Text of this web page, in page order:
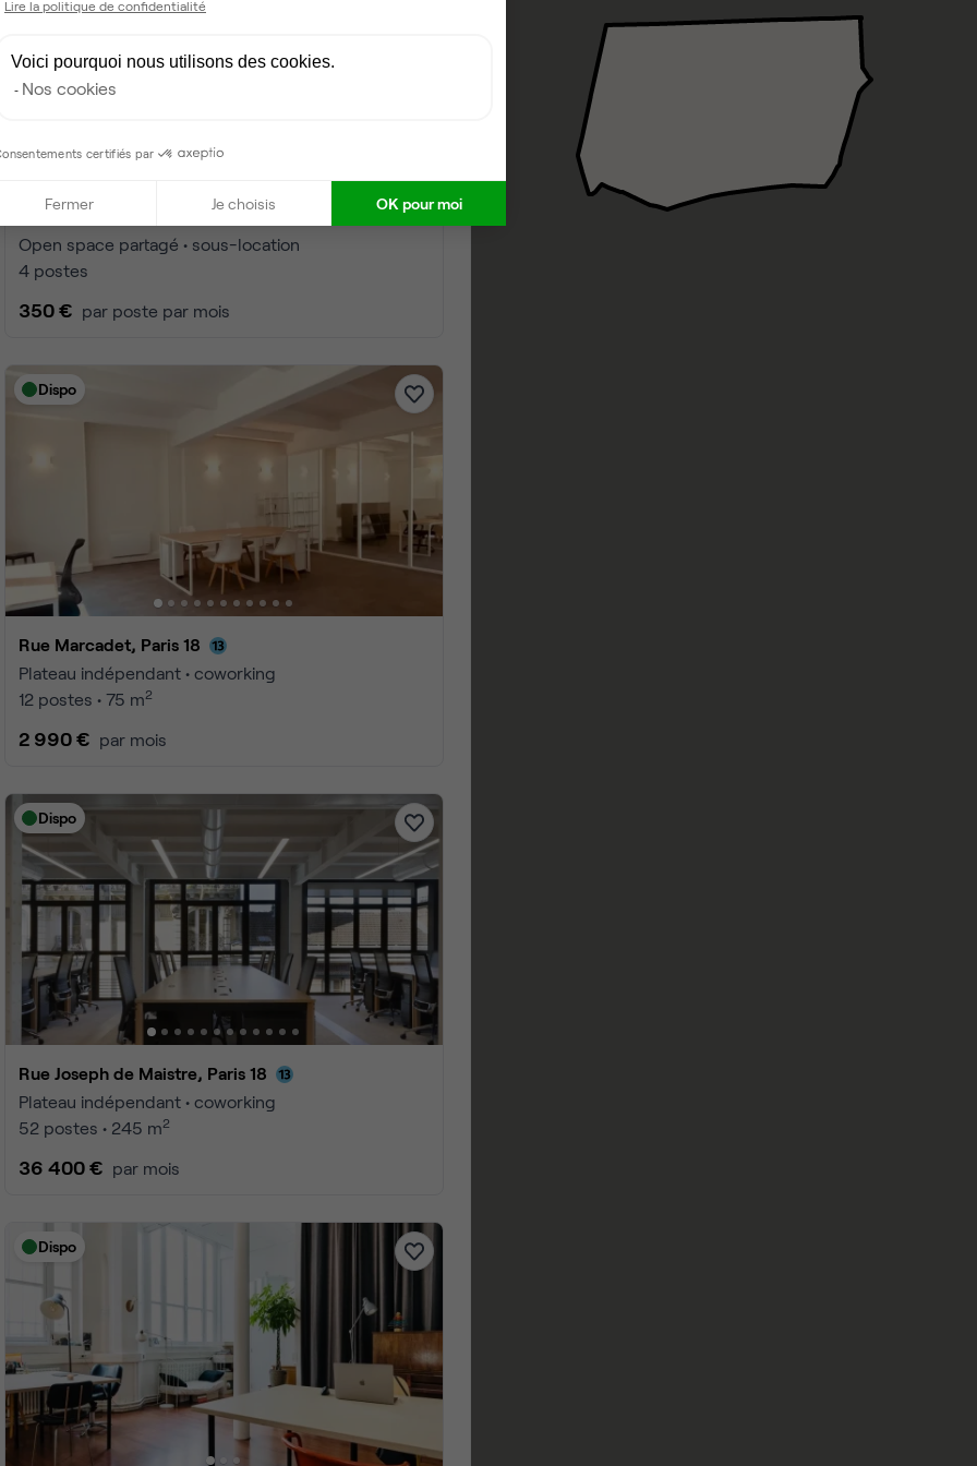
3
Lire la politique de confidentialité
Voici pourquoi nous utilisons des cookies.
Nos cookies
certifiés par
Fermer Je choisis OK pour moi